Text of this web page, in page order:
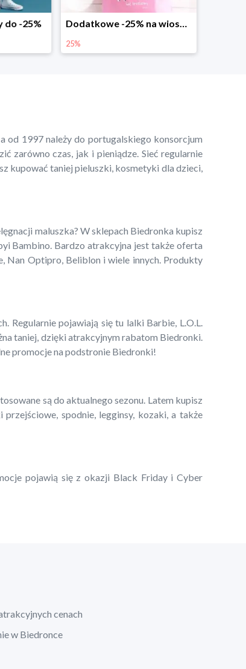
do -25% Dodatkowe -25% na wiosenne nowości
25%
od 1997 należy do portugalskiego konsorcjum
zarówno czas, jak i pieniądze. Sieć regularnie
kupować taniej pieluszki, kosmetyki dla dzieci,
maluszka? W sklepach Biedronka kupisz
Bambino. Bardzo atrakcyjna jest także oferta
Nan Optipro, Beliblon i wiele innych. Produkty
Regularnie pojawiają się tu lalki Barbie, L.O.L.
taniej, dzięki atrakcyjnym rabatom Biedronki.
promocje na podstronie Biedronki!
są do aktualnego sezonu. Latem kupisz
spodnie, legginsy, kozaki, a także
pojawią się z okazji Black Friday i Cyber
cenach
w Biedronce